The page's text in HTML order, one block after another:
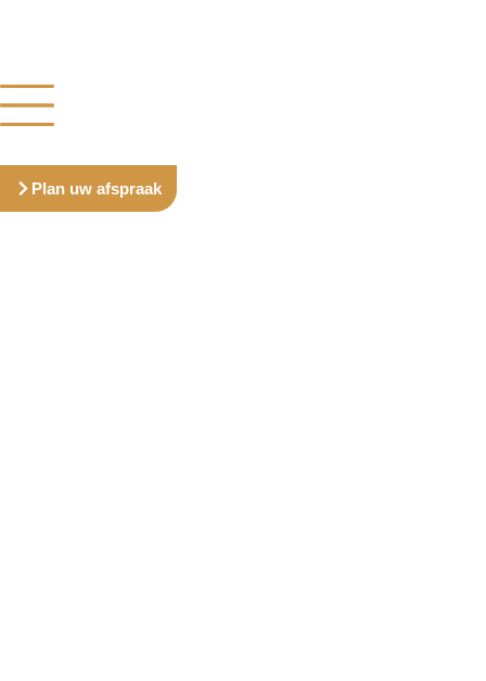
Plan uw afspraak